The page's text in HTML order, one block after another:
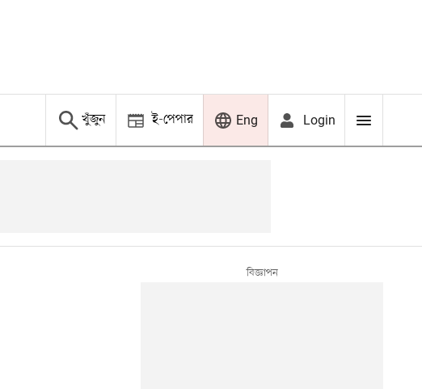
খুঁজুন ই-পেপার Eng Login